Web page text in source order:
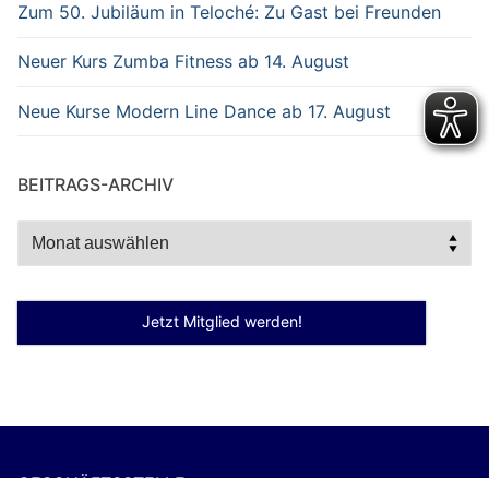
Zum 50. Jubiläum in Teloché: Zu Gast bei Freunden
Neuer Kurs Zumba Fitness ab 14. August
Neue Kurse Modern Line Dance ab 17. August
BEITRAGS-ARCHIV
Beitrags-
Jetzt Mitglied werden!